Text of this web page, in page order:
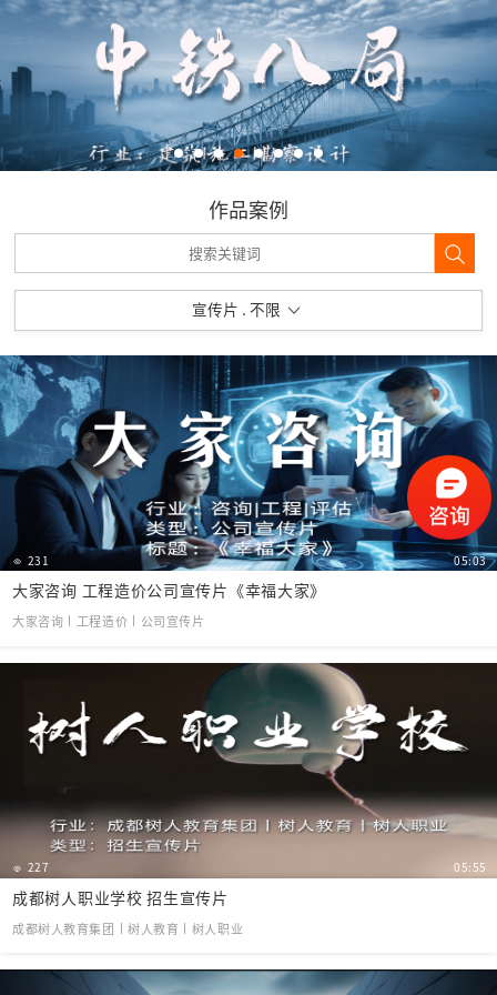
作品案例
宣传片 . 不限
231 05:03
大家咨询 工程造价公司宣传片《幸福大家》
大家咨询丨工程造价丨公司宣传片
227 05:55
成都树人职业学校 招生宣传片
成都树人教育集团丨树人教育丨树人职业